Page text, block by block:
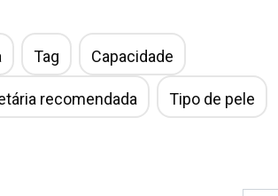
Tag Capacidade
recomendada Tipo de pele